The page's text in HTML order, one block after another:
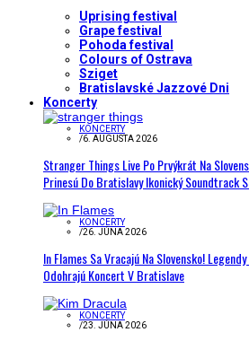
Uprising festival
Grape festival
Pohoda festival
Colours of Ostrava
Sziget
Bratislavské Jazzové Dni
Koncerty
KONCERTY
/6. AUGUSTA 2026
Stranger Things Live Po Prvýkrát Na
Prinesú Do Bratislavy Ikonický Soundtrack
KONCERTY
/26. JÚNA 2026
In Flames Sa Vracajú Na Slovensko!
Odohrajú Koncert V Bratislave
KONCERTY
/23. JÚNA 2026